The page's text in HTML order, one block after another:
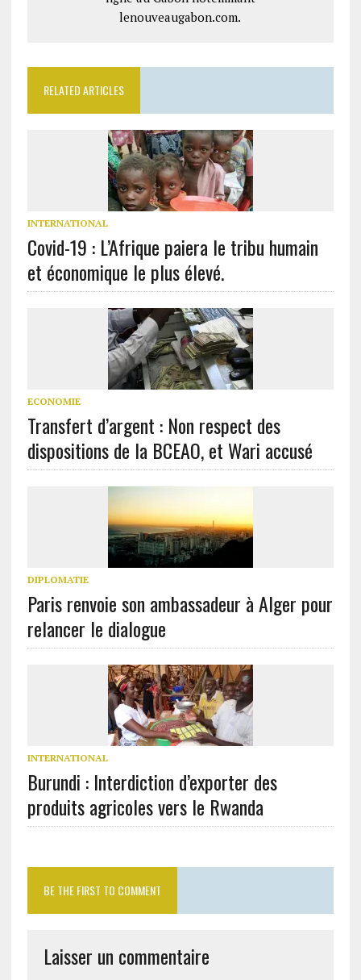
lenouveaugabon.com.
RELATED ARTICLES
INTERNATIONAL
Covid-19 : L’Afrique paiera le tribu humain
et économique le plus élevé.
ECONOMIE
Transfert d’argent : Non respect des
dispositions de la BCEAO, et Wari accusé
DIPLOMATIE
Paris renvoie son ambassadeur à Alger pour
relancer le dialogue
INTERNATIONAL
Burundi : Interdiction d’exporter des
produits agricoles vers le Rwanda
BE THE FIRST TO COMMENT
Laisser un commentaire